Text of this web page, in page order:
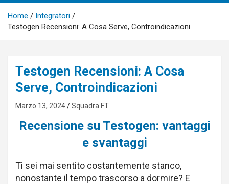
Home
Integratori
Testogen Recensioni: A Cosa Serve, Controindicazioni
Testogen Recensioni: A Cosa
Serve, Controindicazioni
Marzo 13, 2024 Squadra FT
Recensione su Testogen: vantaggi
e svantaggi
Ti sei mai sentito costantemente stanco,
nonostante il tempo trascorso a dormire? E